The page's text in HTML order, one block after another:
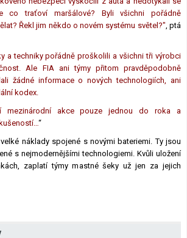
co traťoví maršálové? Byli všichni pořádně
Řekl jim někdo o novém systému světel?" , ptá
a techniky pořádně proškolili a všichni tři výrobci
Ale FIA ani týmy přitom pravděpodobně
žádné informace o nových technologiích, ani
kodex.
mezinárodní akce pouze jednou do roka a
“
náklady spojené s novými bateriemi. Ty jsou
s nejmodernějšími technologiemi. Kvůli uložení
zaplatí týmy mastné šeky už jen za jejich